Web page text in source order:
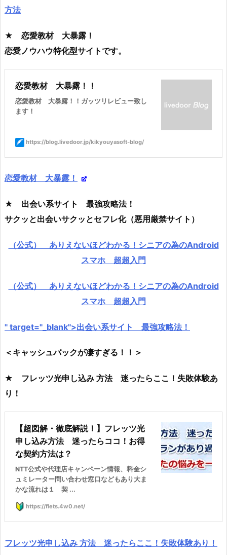
方法
★ 恋愛教材 大暴露！
恋愛ノウハウ特化型サイトです。
恋愛教材 大暴露！！
恋愛教材 大暴露！！ガッツリレビュー致し
ます！
https://blog.livedoor.jp/kikyouyasoft-blog/
恋愛教材 大暴露！
★ 出会い系サイト 最強攻略法！
サクッと出会いサクッとセフレ化（悪用厳禁サイト）
（公式） ありえないほどわかる！シニアの為のAndroid
スマホ 超超入門
（公式） ありえないほどわかる！シニアの為のAndroid
スマホ 超超入門
" target="_blank">出会い系サイト 最強攻略法！
＜キャッシュバックが凄すぎる！！＞
★ フレッツ光申し込み 方法 迷ったらここ！失敗体験あ
り！
【超図解・徹底解説！】フレッツ光
申し込み方法 迷ったらココ！お得
な契約方法は？
NTT公式や代理店キャンペーン情報、料金シ
ュミレーター問い合わせ窓口などもあり大ま
かな流れは１ 契 ...
https://flets.4w0.net/
フレッツ光申し込み 方法 迷ったらここ！失敗体験あり！